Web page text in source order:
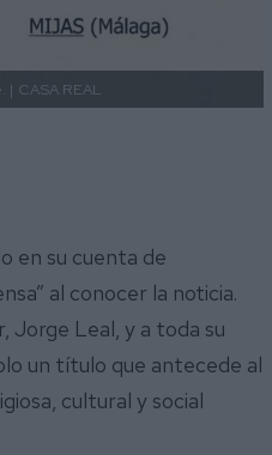
| CASA REAL
en su cuenta de
al conocer la noticia.
Jorge Leal, y a toda su
un título que antecede al
cultural y social